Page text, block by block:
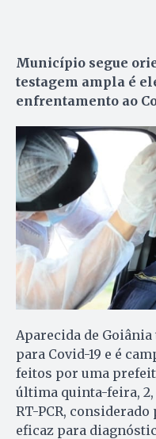
Município segue
testagem ampla é
enfrentamento ao
Aparecida de
para Covid-19 e é
feitos por uma
última quinta-feira, 2,
RT-PCR,
eficaz para